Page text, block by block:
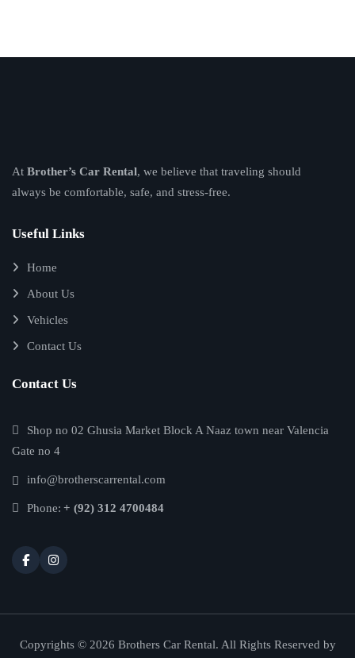
At Brother’s Car Rental, we believe that traveling should
always be comfortable, safe, and stress-free.
Useful Links
Home
About Us
Vehicles
Contact Us
Contact Us
Shop no 02 Ghusia Market Block A Naaz town near Valencia
Gate no 4
info@brotherscarrental.com
Phone: + (92) 312 4700484
Copyrights © 2026 Brothers Car Rental. All Rights Reserved by